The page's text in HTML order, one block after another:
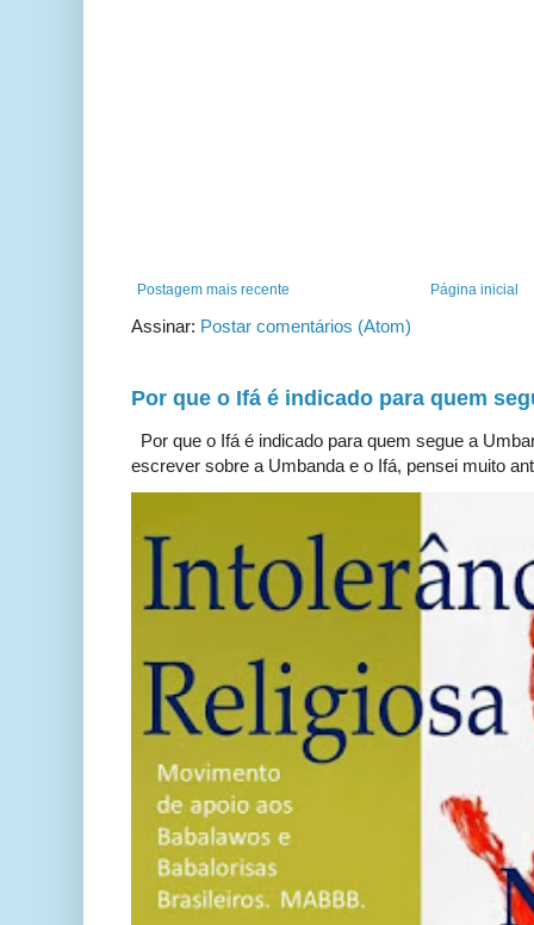
Postagem mais recente Página inicial
Assinar: Postar comentários (Atom)
Por que o Ifá é indicado para quem
Por que o Ifá é indicado para quem segue a
escrever sobre a Umbanda e o Ifá, pensei muito